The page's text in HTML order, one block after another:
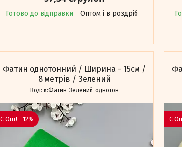
Готово до відправки Оптом і в роздріб
Фатин однотонний / Ширина - 15см /
8 метрів / Зелений
в:Фатин-Зелений-однотон
Є Опт! - 12% Є